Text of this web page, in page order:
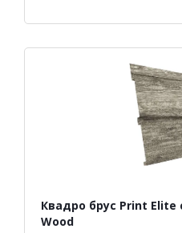
Квадро брус Print Elite
Wood